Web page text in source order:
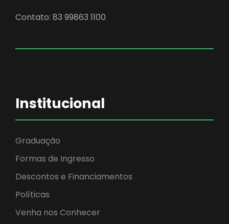
Contato: 83 99863 1100
Institucional
Graduação
Formas de Ingresso
Descontos e Financiamentos
Políticas
Venha nos Conhecer